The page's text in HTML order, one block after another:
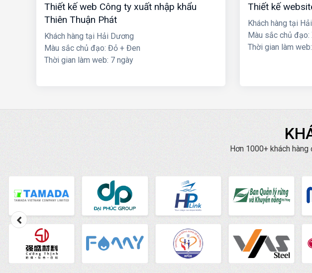
Thiết kế web Công ty xuất nhập khẩu
Thiên Thuận Phát
Khách hàng tại Hải Dương
Màu sắc chủ đạo: Đỏ + Đen
Thời gian làm web: 7 ngày
Thiết kế
Khách hàng tại
Màu sắc chủ đạo:
Thời gian làm
Hơn 1000+ khách